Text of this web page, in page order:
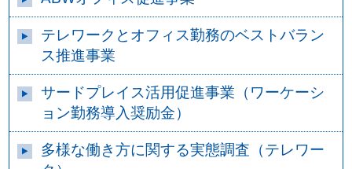
テレワークとオフィス勤務のベストバラン
ス推進事業
サードプレイス活用促進事業（ワーケーシ
ョン勤務導入奨励金）
多様な働き方に関する実態調査（テレワー